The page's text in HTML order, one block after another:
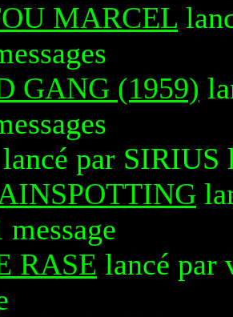
MARCEL
GANG (1959)
lancé par SIRIUS
RASE lancé par